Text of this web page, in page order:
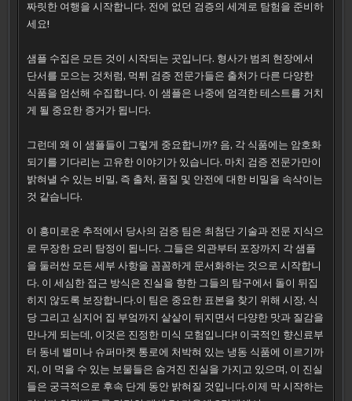
짜릿한 여행을 시작합니다. 전에 없던 검증의 세계로 탐험을 준비하
세요!
샘플 수집은 모든 것이 시작되는 곳입니다. 형사가 범죄 현장에서
단서를 모으는 것처럼, 먹튀 검증 전문가들은 출처가 다른 다양한
식품을 엄선해 수집합니다. 이 샘플은 나중에 엄격한 테스트를 거치
게 될 중요한 증거가 됩니다.
그런데 왜 이 샘플들이 그렇게 중요합니까? 음, 각 식품에는 암호화
되기를 기다리는 고유한 이야기가 있습니다. 마치 검증 전문가만이
밝혀낼 수 있는 비밀, 즉 출처, 품질 및 안전에 대한 비밀을 속삭이는
것 같습니다.
이 흥미로운 추적에서 당사의 검증 팀은 최첨단 기술과 전문 지식으
로 무장한 요리 탐정이 됩니다. 그들은 외관부터 포장까지 각 샘플
을 둘러싼 모든 세부 사항을 꼼꼼하게 문서화하는 것으로 시작합니
다. 이 세심한 접근 방식은 진실을 향한 그들의 탐구에서 돌이 뒤집
히지 않도록 보장합니다.이 팀은 중요한 표본을 찾기 위해 시장, 식
당 그리고 심지어 집 부엌까지 샅샅이 뒤지면서 다양한 맛과 질감을
만나게 되는데, 이것은 진정한 미식 모험입니다! 이국적인 향신료부
터 동네 별미나 슈퍼마켓 통로에 처박혀 있는 냉동 식품에 이르기까
지, 이 먹을 수 있는 보물들은 숨겨진 진실을 가지고 있으며, 이 진실
들은 궁극적으로 후속 단계 동안 밝혀질 것입니다.이제 막 시작하는